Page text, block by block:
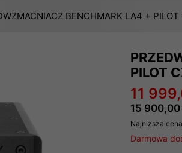
BENCHMARK LA4 +
PILOT
11
15 900,00
Najniższa
Darmowa